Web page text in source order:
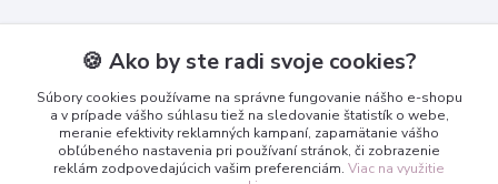
+421 950 365 567
info@3dcko.sk
🍪 Ako by ste radi svoje cookies?
Súbory cookies používame na správne fungovanie nášho e-shopu
a v prípade vášho súhlasu tiež na sledovanie štatistík o webe,
meranie efektivity reklamných kampaní, zapamätanie vášho
obľúbeného nastavenia pri používaní stránok, či zobrazenie
reklám zodpovedajúcich vašim preferenciám. Viac na využitie